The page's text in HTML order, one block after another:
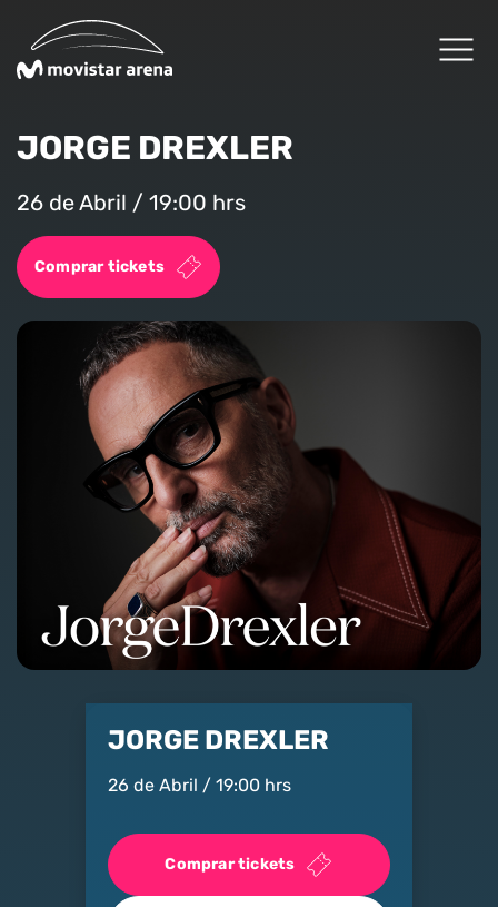
Cartelera
Arena Fans
Arena News
Experiencias Premium
Reservas
Contacto
Club Movistar
modo claro
JORGE DREXLER
26 de Abril / 19:00 hrs
Comprar tickets
JORGE DREXLER
26 de Abril / 19:00 hrs
Comprar tickets